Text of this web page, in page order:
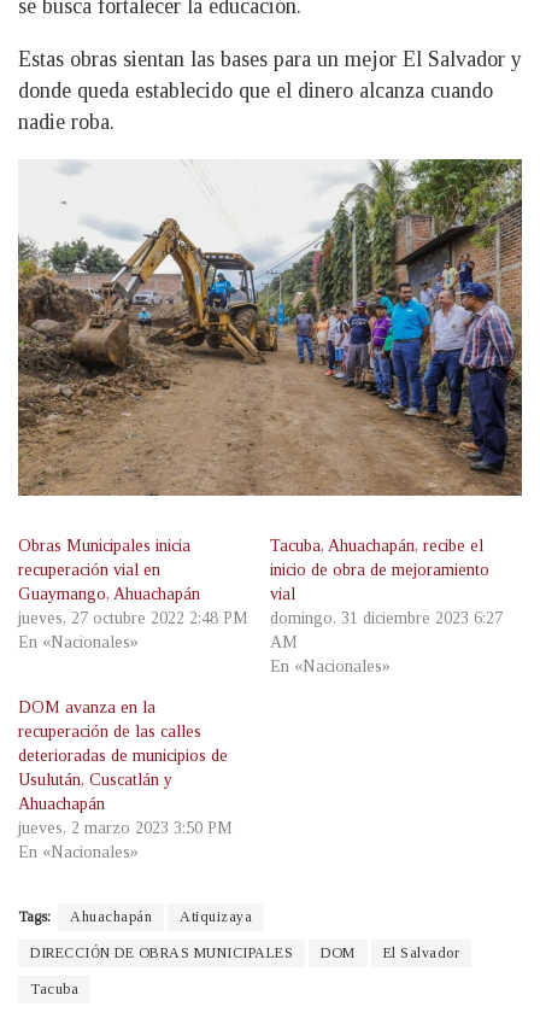
se busca fortalecer la educación.
Estas obras sientan las bases para un mejor El Salvador y
donde queda establecido que el dinero alcanza cuando
nadie roba.
Obras Municipales inicia
recuperación vial en
Guaymango, Ahuachapán
jueves, 27 octubre 2022 2:48 PM
En «Nacionales»
Tacuba, Ahuachapán, recibe el
inicio de obra de mejoramiento
vial
domingo, 31 diciembre 2023 6:27
AM
En «Nacionales»
DOM avanza en la
recuperación de las calles
deterioradas de municipios de
Usulután, Cuscatlán y
Ahuachapán
jueves, 2 marzo 2023 3:50 PM
En «Nacionales»
Tags: Ahuachapán Atiquizaya
DIRECCIÓN DE OBRAS MUNICIPALES DOM El Salvador
Tacuba